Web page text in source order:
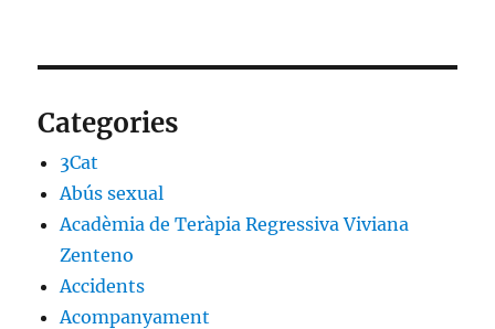
Categories
3Cat
Abús sexual
Acadèmia de Teràpia Regressiva Viviana
Zenteno
Accidents
Acompanyament